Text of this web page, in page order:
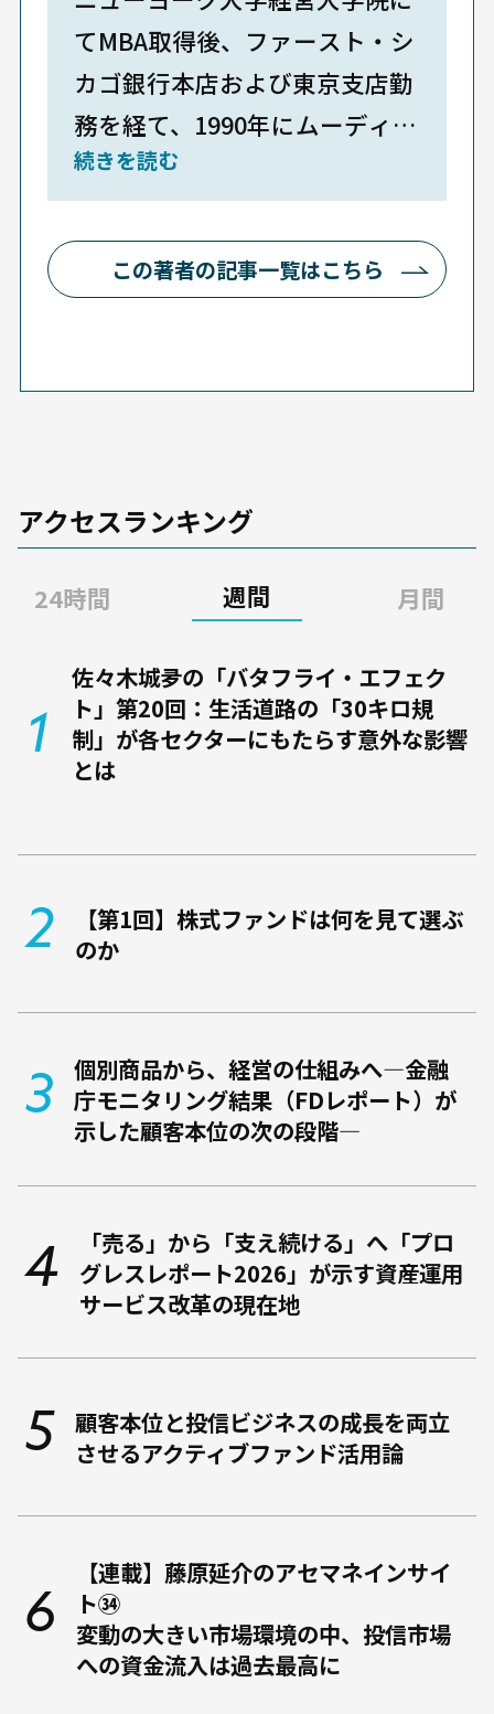
てMBA取得後、ファースト・シ
カゴ銀行本店および東京支店勤
務を経て、1990年にムーディー
ズ・インべスターズ・サービス
本社にシニア・アナリストとし
て入社。 以来、格付けアナリス
トとして多くの日本・アジア企
格付けも管轄。 2010年にワー
ルド・ゴールド・カウンシルに
入社、翌年、日本代表に就任。
2016年に森田アソシエイツを設
立。ワールド・ゴールド・カウ
ンシル顧問、日本信用格付学会
副会長を兼任。
続きを読む
この著者の記事一覧はこちら
アクセスランキング
24時間 週間 月間
佐々木城夛の「バタフライ・エフェク
ト」第20回：生活道路の「30キロ規
制」が各セクターにもたらす意外な影響
とは
【第1回】株式ファンドは何を見て選ぶ
のか
個別商品から、経営の仕組みへ―金融
庁モニタリング結果（FDレポート）が
示した顧客本位の次の段階―
「売る」から「支え続ける」へ――「プロ
グレスレポート2026」が示す資産運用
サービス改革の現在地
顧客本位と投信ビジネスの成長を両立
させるアクティブファンド活用論
【連載】藤原延介のアセマネインサイ
ト㉞
変動の大きい市場環境の中、投信市場
への資金流入は過去最高に